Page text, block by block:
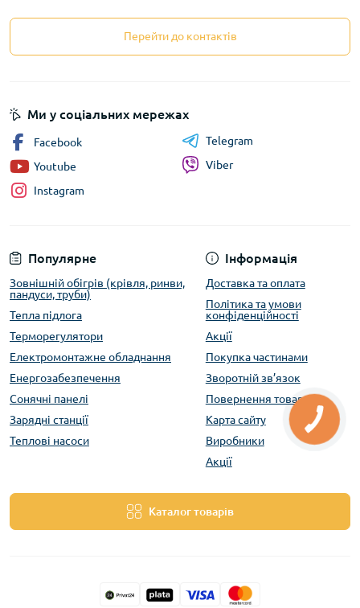
Перейти до контактів
Популярне
Зовнішній обігрів (крівля, ринви,
пандуси, труби)
Тепла підлога
Терморегулятори
Електромонтажне обладнання
Енергозабезпечення
Сонячні панелі
Зарядні станції
Теплові насоси
Інформація
Доставка та оплата
Політика та умови
конфіденційності
Акції
Покупка частинами
Зворотній зв’язок
Повернення товару
Карта сайту
Виробники
Акції
Каталог товарів
Ми у соціальних мережах
Facebook
Youtube
Instagram
Telegram
Viber